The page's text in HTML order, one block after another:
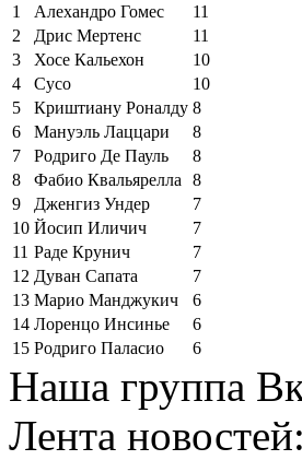
1
Алехандро Гомес
11
2
Дрис Мертенс
11
3
Хосе Кальехон
10
4
Сусо
10
5
Криштиану Роналду 8
6
Мануэль Лаццари
8
7
Родриго Де Пауль
8
8
Фабио Квальярелла
8
9
Дженгиз Ундер
7
10 Йосип Иличич
7
11 Раде Крунич
7
12 Дуван Сапата
7
13 Марио Манджукич
6
14 Лоренцо Инсинье
6
15 Родриго Паласио 6
Наша группа
Лента новостей: